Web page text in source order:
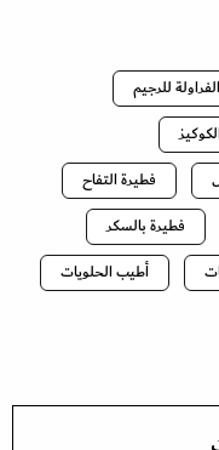
للرجيم
فطيرة التفاح
فطيرة بالسكر
أطيب الحلويات